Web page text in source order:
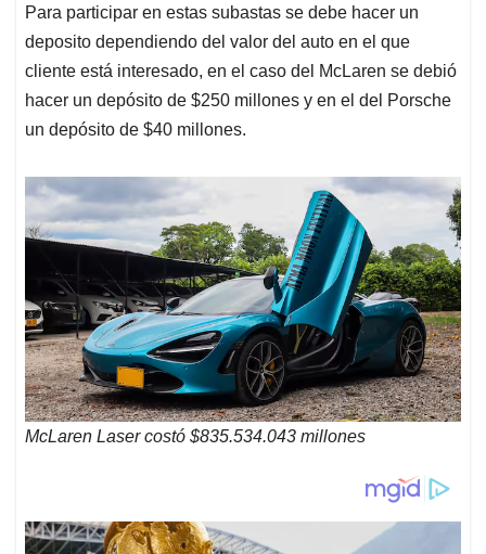
Para participar en estas subastas se debe hacer un
deposito dependiendo del valor del auto en el que
cliente está interesado, en el caso del McLaren se debió
hacer un depósito de $250 millones y en el del Porsche
un depósito de $40 millones.
McLaren Laser costó $835.534.043 millones